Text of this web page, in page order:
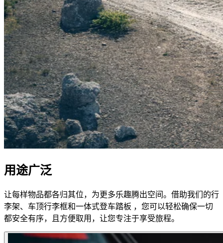
用途广泛
让每样物品都各归其位，为更多乐趣腾出空间。借助我们的行
李架、车顶行李框和一体式登车踏板 ，您可以轻松确保一切
都安全有序，且方便取用，让您专注于享受旅程。